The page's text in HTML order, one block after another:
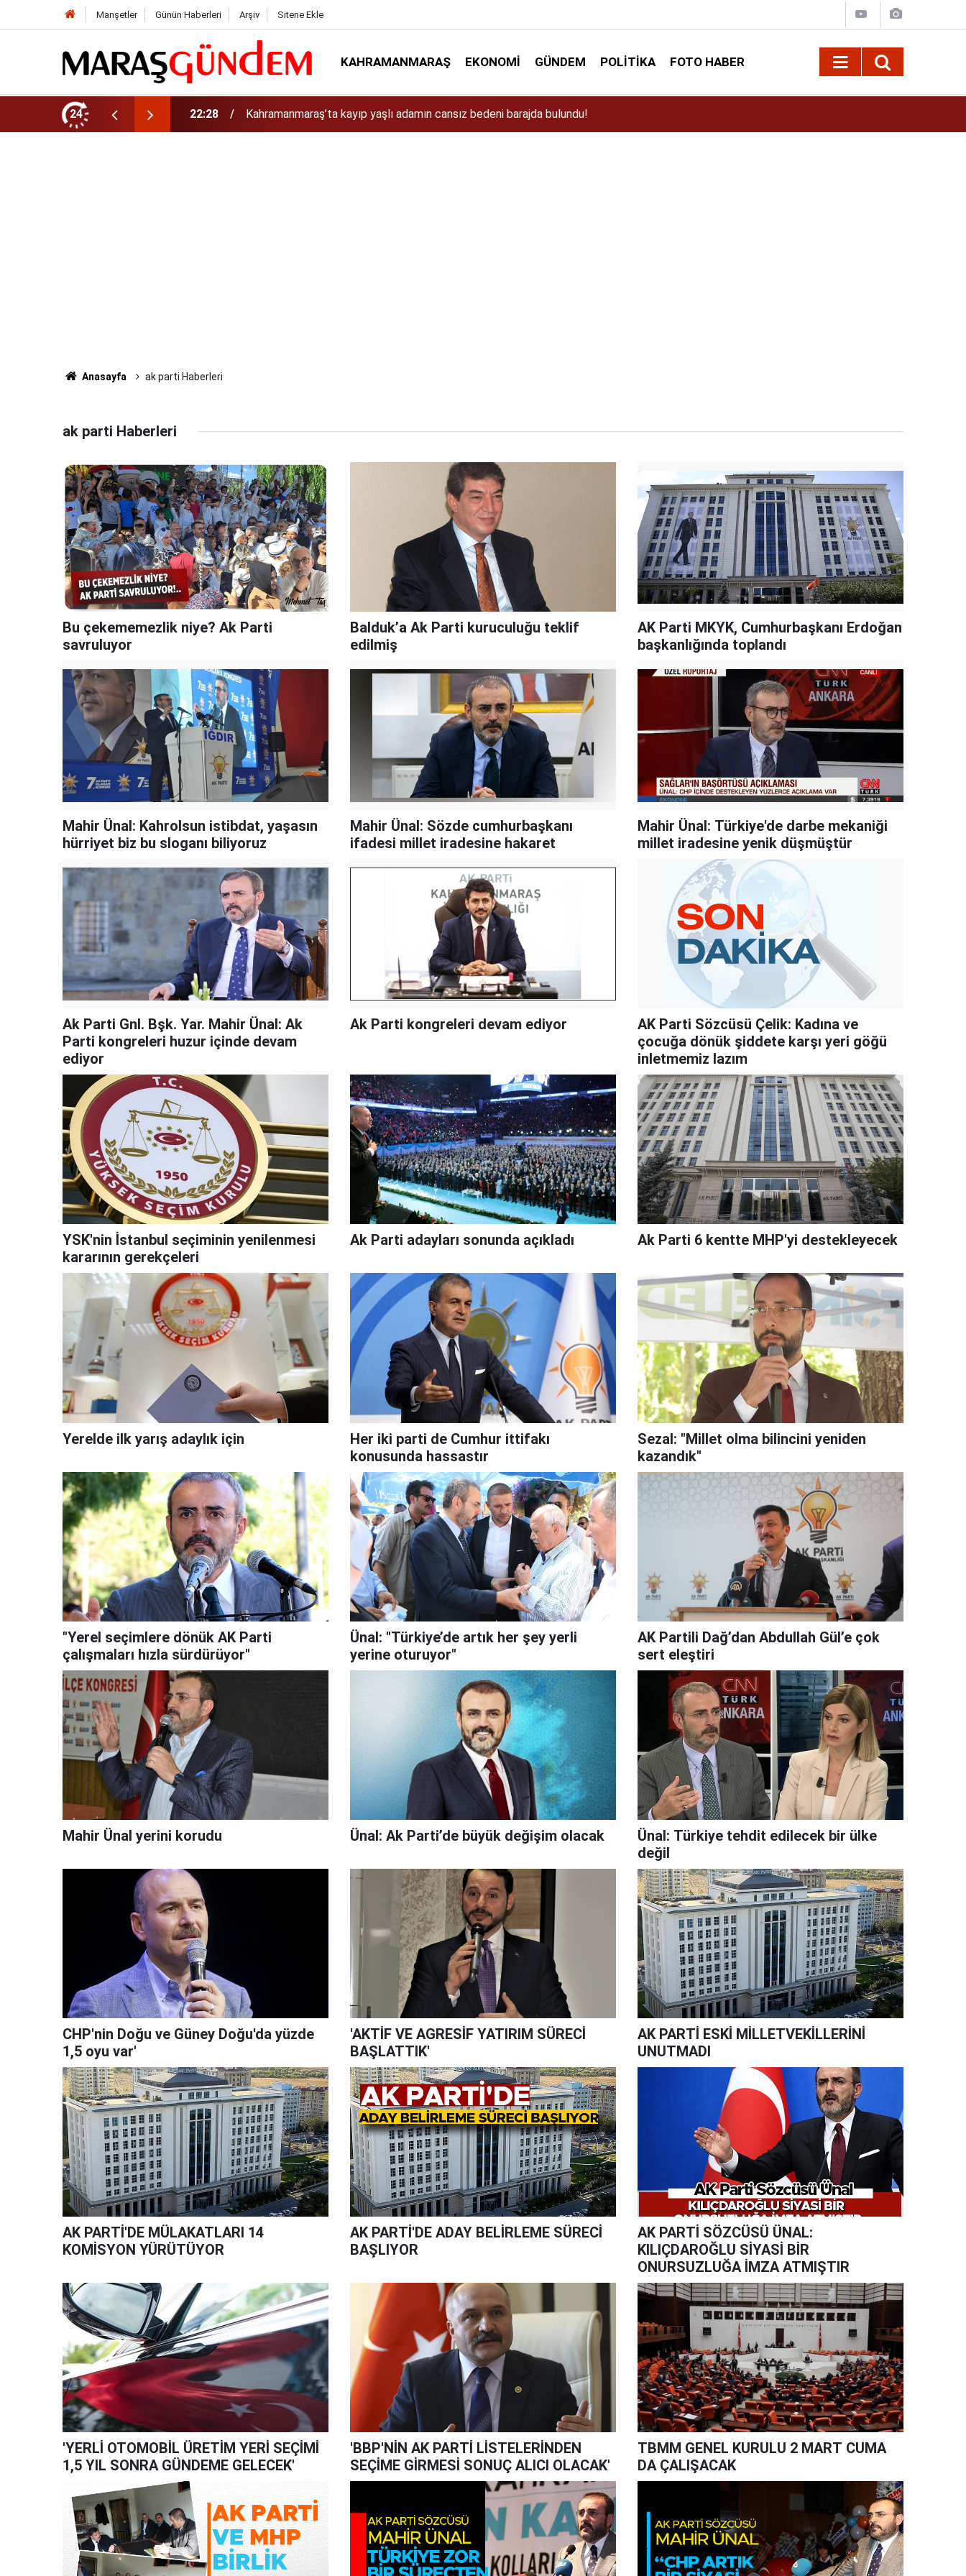
Manşetler Günün Haberleri Arşiv Sitene Ekle
KAHRAMANMARAŞ EKONOMI GÜNDEM POLITIKA FOTO HABER
24
barajda bulundu! 22:27 Kahramanmaraş’ta kamyonetten düşen işçi hayatını kaybetti!
Anasayfa ak parti Haberleri
ak parti Haberleri
Bu çekememezlik niye? Ak Parti
savruluyor
Balduk’a Ak Parti kuruculuğu teklif
edilmiş
AK Parti MKYK, Cumhurbaşkanı Erdoğan
başkanlığında toplandı
Mahir Ünal: Kahrolsun istibdat, yaşasın
hürriyet biz bu sloganı biliyoruz
Mahir Ünal: Sözde cumhurbaşkanı
ifadesi millet iradesine hakaret
Mahir Ünal: Türkiye'de darbe mekaniği
millet iradesine yenik düşmüştür
Ak Parti Gnl. Bşk. Yar. Mahir Ünal: Ak
Parti kongreleri huzur içinde devam
ediyor
Ak Parti kongreleri devam ediyor
AK Parti Sözcüsü Çelik: Kadına ve
çocuğa dönük şiddete karşı yeri göğü
inletmemiz lazım
YSK'nin İstanbul seçiminin yenilenmesi
kararının gerekçeleri
Ak Parti adayları sonunda açıkladı Ak Parti 6 kentte MHP'yi destekleyecek
Yerelde ilk yarış adaylık için
Her iki parti de Cumhur ittifakı
konusunda hassastır
Sezal: "Millet olma bilincini yeniden
kazandık"
"Yerel seçimlere dönük AK Parti
çalışmaları hızla sürdürüyor"
Ünal: "Türkiye’de artık her şey yerli
yerine oturuyor"
AK Partili Dağ’dan Abdullah Gül’e çok
sert eleştiri
Mahir Ünal yerini korudu Ünal: Ak Parti’de büyük değişim olacak
Ünal: Türkiye tehdit edilecek bir ülke
değil
CHP'nin Doğu ve Güney Doğu'da yüzde
1,5 oyu var'
'AKTİF VE AGRESİF YATIRIM SÜRECİ
BAŞLATTIK'
AK PARTİ ESKİ MİLLETVEKİLLERİNİ
UNUTMADI
AK PARTİ'DE MÜLAKATLARI 14
KOMİSYON YÜRÜTÜYOR
AK PARTİ'DE ADAY BELİRLEME SÜRECİ
BAŞLIYOR
AK PARTİ SÖZCÜSÜ ÜNAL:
KILIÇDAROĞLU SİYASİ BİR
ONURSUZLUĞA İMZA ATMIŞTIR
'YERLİ OTOMOBİL ÜRETİM YERİ SEÇİMİ
1,5 YIL SONRA GÜNDEME GELECEK'
'BBP'NİN AK PARTİ LİSTELERİNDEN
SEÇİME GİRMESİ SONUÇ ALICI OLACAK'
TBMM GENEL KURULU 2 MART CUMA
DA ÇALIŞACAK